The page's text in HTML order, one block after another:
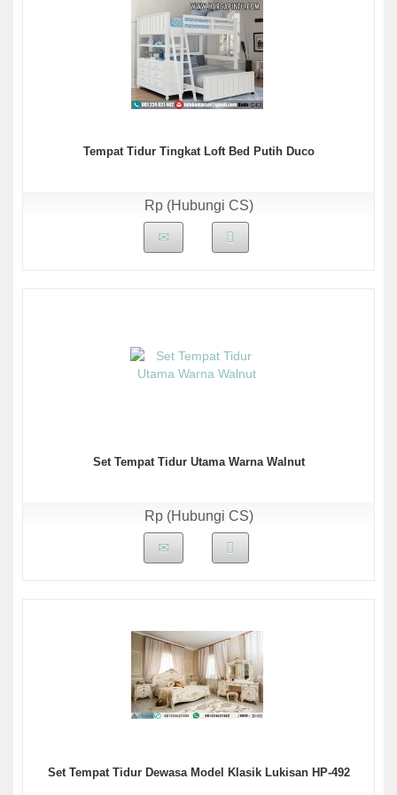
Tempat Tidur Tingkat Loft Bed Putih Duco
Rp (Hubungi CS)
Set Tempat Tidur Utama Warna Walnut
Rp (Hubungi CS)
Set Tempat Tidur Dewasa Model Klasik Lukisan HP-492